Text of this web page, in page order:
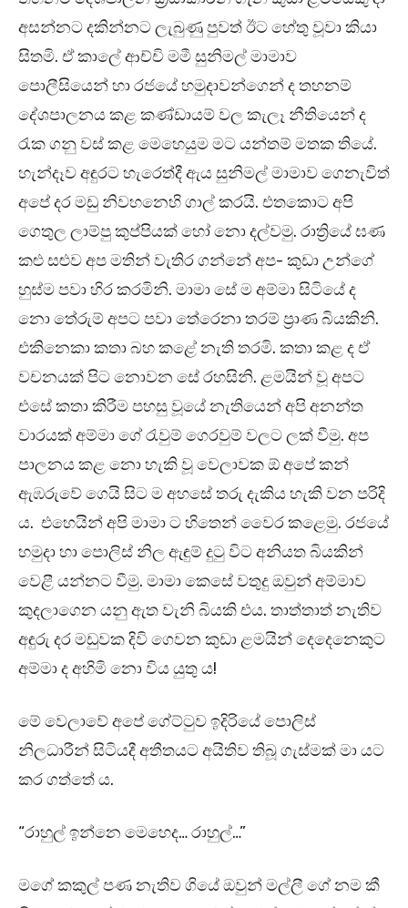
අසන්නට දකින්නට ලැබුණු පුවත් ඊට හේතු වූවා කියා
සිතමි. ඒ කාලේ ආච්චි මමී සුනිමල් මාමාව
පොලීසියෙන් හා රජයේ හමුදාවන්ගෙන් ද තහනම්
දේශපාලනය කළ කණ්ඩායම් වල කැලෑ නීතියෙන් ද
රැක ගනු වස් කළ මෙහෙයුම මට යන්තම් මතක තියේ.
හැන්දෑව අඳුරට හැරෙත්දී ඇය සුනිමල් මාමාව ගෙනැවිත්
අපේ දර මඩු නිවහනෙහි ගාල් කරයි. එතකොට අපි
ගෙතුල ලාම්පු කුප්පියක් හෝ නො දල්වමු. රාත්‍රියේ ඝණ
කළු සළුව අප මතින් වැතිර ගන්නේ අප- කුඩා උන්ගේ
හුස්ම පවා හිර කරමිනි. මාමා සේ ම අම්මා සිටියේ ද
නො තේරුම් අපට පවා තේරෙනා තරම් ප්‍රාණ බියකිනි.
එකිනෙකා කතා බහ කළේ නැති තරමි. කතා කළ ද ඒ
වචනයක් පිට නොවන සේ රහසිනි. ළමයින් වූ අපට
එසේ කතා කිරීම පහසු වූයේ නැතියෙන් අපි අනන්ත
වාරයක් අම්මා ගේ රැවුම් ගෙරවුම් වලට ලක් වීමු. අප
පාලනය කළ නො හැකි වූ වෙලාවක ඕ අපේ කන්
ඇඹරුවේ ගෙයි සිට ම අහසේ තරු දැකිය හැකි වන පරිදි
ය. එහෙයින් අපි මාමා ට හිතෙන් වෛර කළෙමු. රජයේ
හමුදා හා පොලිස් නිල ඇඳුම් දුටු විට අනියත බියකින්
වෙළී යන්නට වීමු. මාමා කෙසේ වතුදු ඔවුන් අම්මාව
කුදලාගෙන යනු ඇත වැනි බියකි එය. තාත්තාත් නැතිව
අඳුරු දර මඩුවක දිවි ගෙවන කුඩා ළමයින් දෙදෙනෙකුට
අම්මා ද අහිමි නො විය යුතු ය!
මේ වෙලාවේ අපේ ගේට්ටුව ඉදිරියේ පොලිස්
නිලධාරීන් සිටියදී අතීතයට අයිතිව තිබූ ගැස්මක් මා යට
කර ගත්තේ ය.
“රාහුල් ඉන්නෙ මෙහෙද… රාහුල්…”
මගේ කකුල් පණ නැතිව ගියේ ඔවුන් මල්ලී ගේ නම කී